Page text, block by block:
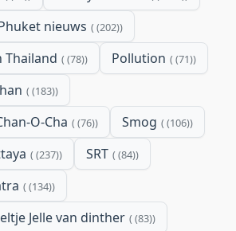
nieuws (202)
Thailand (78) Pollution (71)
(183)
O-Cha (76) Smog (106)
(237) SRT (84)
(134)
Jelle van dinther (83)